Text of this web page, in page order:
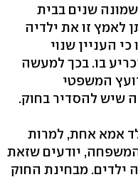
שנים בבית
לאמץ זו את ילדיה
העניין שנוי
בו. בכך למעשה
המשפטי
שיש להסדיר בחוק.
אמא אחת, למרות
יודעים שזאת
מבחינת החוק